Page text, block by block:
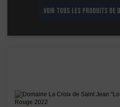
VOIR TOUS LES PRODUITS DE